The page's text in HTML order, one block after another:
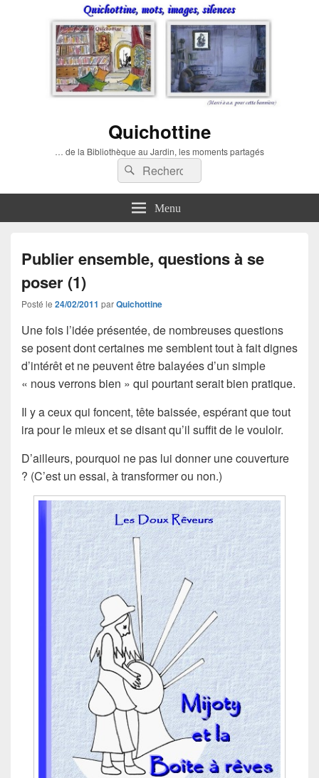
Quichottine
… de la Bibliothèque au Jardin, les moments partagés
Recherche :
Rechercher
Menu
Publier ensemble, questions à se
poser (1)
Posté le 24/02/2011 parQuichottine
Une fois l’idée présentée, de nombreuses questions
se posent dont certaines me semblent tout à fait dignes
d’intérêt et ne peuvent être balayées d’un simple
« nous verrons bien » qui pourtant serait bien pratique.
Il y a ceux qui foncent, tête baissée, espérant que tout
ira pour le mieux et se disant qu’il suffit de le vouloir.
D’ailleurs, pourquoi ne pas lui donner une couverture
? (C’est un essai, à transformer ou non.)